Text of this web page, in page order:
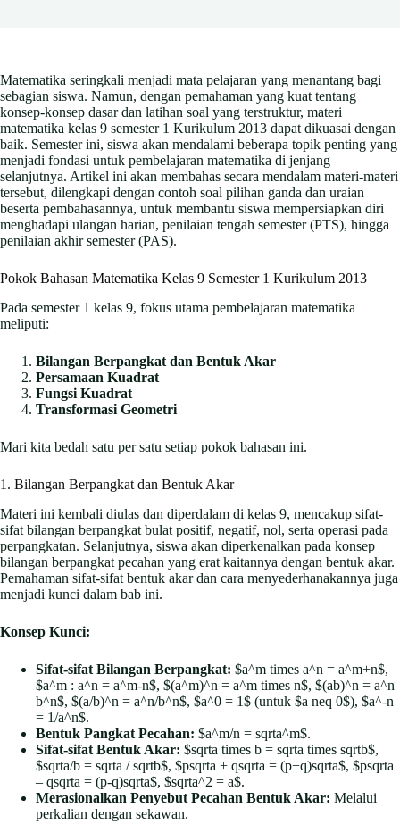
Matematika seringkali menjadi mata pelajaran yang menantang bagi
sebagian siswa. Namun, dengan pemahaman yang kuat tentang
konsep-konsep dasar dan latihan soal yang terstruktur, materi
matematika kelas 9 semester 1 Kurikulum 2013 dapat dikuasai dengan
baik. Semester ini, siswa akan mendalami beberapa topik penting yang
menjadi fondasi untuk pembelajaran matematika di jenjang
selanjutnya. Artikel ini akan membahas secara mendalam materi-materi
tersebut, dilengkapi dengan contoh soal pilihan ganda dan uraian
beserta pembahasannya, untuk membantu siswa mempersiapkan diri
menghadapi ulangan harian, penilaian tengah semester (PTS), hingga
penilaian akhir semester (PAS).
Pokok Bahasan Matematika Kelas 9 Semester 1 Kurikulum 2013
Pada semester 1 kelas 9, fokus utama pembelajaran matematika
meliputi:
Bilangan Berpangkat dan Bentuk Akar
Persamaan Kuadrat
Fungsi Kuadrat
Transformasi Geometri
Mari kita bedah satu per satu setiap pokok bahasan ini.
1. Bilangan Berpangkat dan Bentuk Akar
Materi ini kembali diulas dan diperdalam di kelas 9, mencakup sifat-
sifat bilangan berpangkat bulat positif, negatif, nol, serta operasi pada
perpangkatan. Selanjutnya, siswa akan diperkenalkan pada konsep
bilangan berpangkat pecahan yang erat kaitannya dengan bentuk akar.
Pemahaman sifat-sifat bentuk akar dan cara menyederhanakannya juga
menjadi kunci dalam bab ini.
Konsep Kunci:
Sifat-sifat Bilangan Berpangkat: $a^m times a^n = a^m+n$,
$a^m : a^n = a^m-n$, $(a^m)^n = a^m times n$, $(ab)^n = a^n
b^n$, $(a/b)^n = a^n/b^n$, $a^0 = 1$ (untuk $a neq 0$), $a^-n
= 1/a^n$.
Bentuk Pangkat Pecahan: $a^m/n = sqrta^m$.
Sifat-sifat Bentuk Akar: $sqrta times b = sqrta times sqrtb$,
$sqrta/b = sqrta / sqrtb$, $psqrta + qsqrta = (p+q)sqrta$, $psqrta
– qsqrta = (p-q)sqrta$, $sqrta^2 = a$.
Merasionalkan Penyebut Pecahan Bentuk Akar: Melalui
perkalian dengan sekawan.